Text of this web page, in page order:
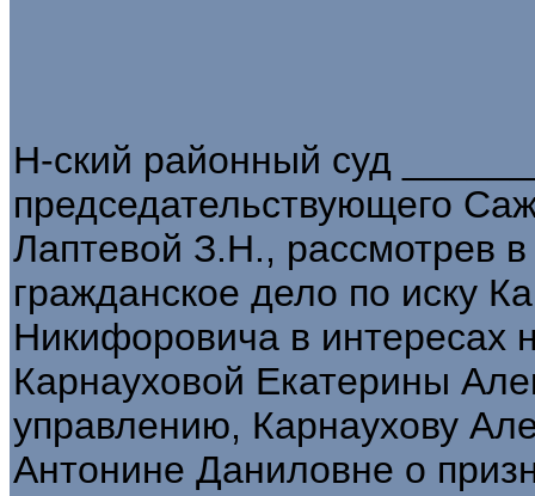
Н-ский районный суд
председательствующего
Лаптевой З.Н., рассмотрев
гражданское дело по иску
Никифоровича в интересах
Карнауховой Екатерины
управлению, Карнаухову
Антонине Даниловне о